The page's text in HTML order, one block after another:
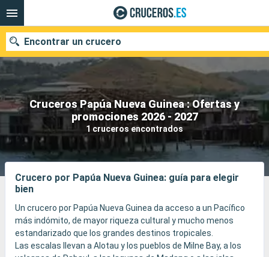
Cruceros Papúa Nueva Guinea : Ofertas y
promociones 2026 - 2027
1 cruceros encontrados
Encontrar un crucero
Nuestros destinos
Fecha de salida
Puertos Compañías
Crucero por Papúa Nueva Guinea: guía para elegir
bien
Un crucero por Papúa Nueva Guinea da acceso a un Pacífico
más indómito, de mayor riqueza cultural y mucho menos
estandarizado que los grandes destinos tropicales.
Las escalas llevan a Alotau y los pueblos de Milne Bay, a los